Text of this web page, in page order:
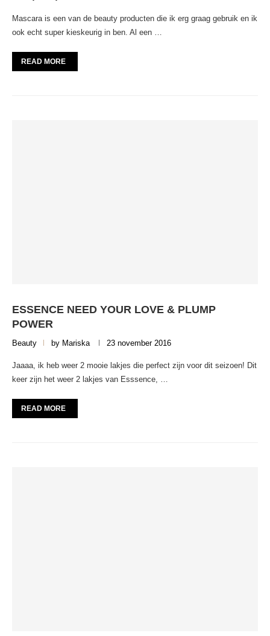
Mascara is een van de beauty producten die ik erg graag gebruik en ik
ook echt super kieskeurig in ben. Al een …
READ MORE
ESSENCE NEED YOUR LOVE & PLUMP
POWER
Beauty by Mariska 23 november 2016
Jaaaa, ik heb weer 2 mooie lakjes die perfect zijn voor dit seizoen! Dit
keer zijn het weer 2 lakjes van Esssence, …
READ MORE